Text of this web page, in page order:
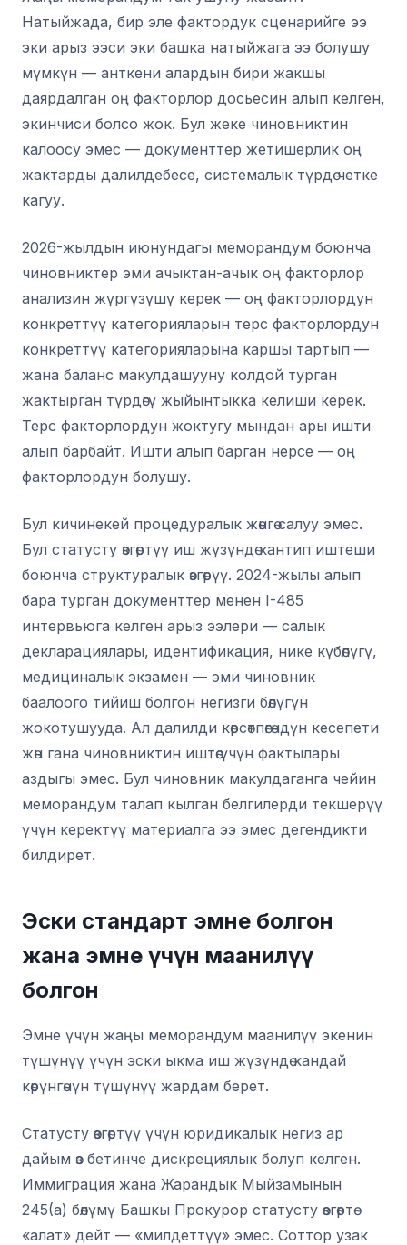
Натыйжада, бир эле фактордук сценарийге ээ
эки арыз ээси эки башка натыйжага ээ болушу
мүмкүн — анткени алардын бири жакшы
даярдалган оң факторлор досьесин алып келген,
экинчиси болсо жок. Бул жеке чиновниктин
калоосу эмес — документтер жетишерлик оң
жактарды далилдебесе, системалык түрдө четке
кагуу.
2026-жылдын июнундагы меморандум боюнча
чиновниктер эми ачыктан-ачык оң факторлор
анализин жүргүзүшү керек — оң факторлордун
конкреттүү категорияларын терс факторлордун
конкреттүү категорияларына каршы тартып —
жана баланс макулдашууну колдой турган
жактырган түрдөгү жыйынтыкка келиши керек.
Терс факторлордун жоктугу мындан ары ишти
алып барбайт. Ишти алып барган нерсе — оң
факторлордун болушу.
Бул кичинекей процедуралык жөнгө салуу эмес.
Бул статусту өзгөртүү иш жүзүндө кантип иштеши
боюнча структуралык өзгөрүү. 2024-жылы алып
бара турган документтер менен I-485
интервьюга келген арыз ээлери — салык
декларациялары, идентификация, нике күбөлүгү,
медициналык экзамен — эми чиновник
баалоого тийиш болгон негизги бөлүгүн
жокотушууда. Ал далилди көрсөтпөгөндүн кесепети
жөн гана чиновниктин иштөө үчүн фактылары
аздыгы эмес. Бул чиновник макулдаганга чейин
меморандум талап кылган белгилерди текшерүү
үчүн керектүү материалга ээ эмес дегендикти
билдирет.
Эски стандарт эмне болгон
жана эмне үчүн маанилүү
болгон
Эмне үчүн жаңы меморандум маанилүү экенин
түшүнүү үчүн эски ыкма иш жүзүндө кандай
көрүнгөнүн түшүнүү жардам берет.
Статусту өзгөртүү үчүн юридикалык негиз ар
дайым өз бетинче дискрециялык болуп келген.
Иммиграция жана Жарандык Мыйзамынын
245(a) бөлүмү Башкы Прокурор статусту өзгөртө
«алат» дейт — «милдеттүү» эмес. Соттор узак